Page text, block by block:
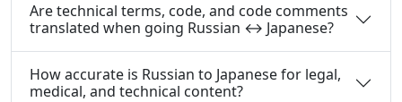
Are technical terms, code, and code comments
translated when going Russian ↔ Japanese?
How accurate is Russian to Japanese for legal,
medical, and technical content?